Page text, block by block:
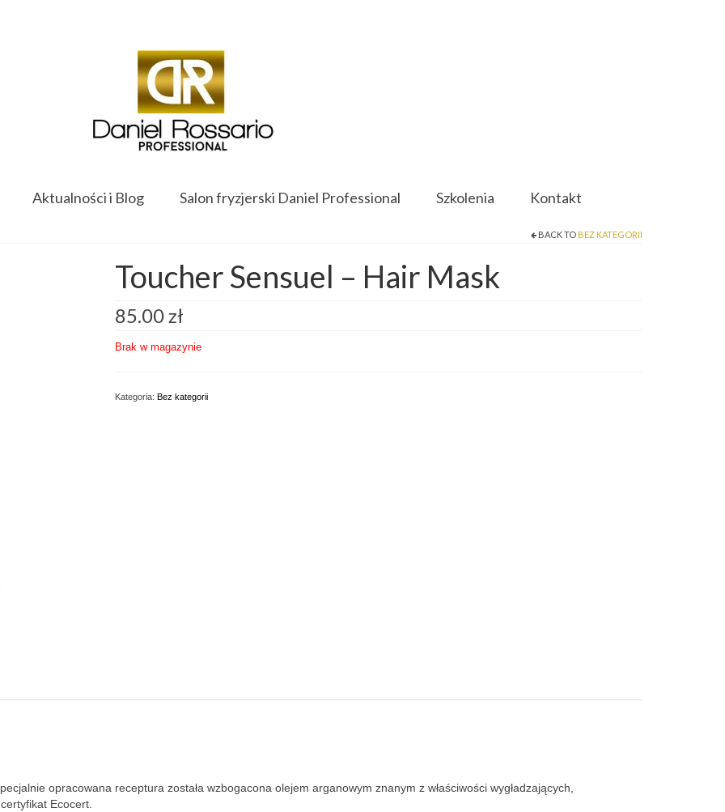
Aktualności i Blog Salon fryzjerski Daniel Professional Szkolenia Kontakt
BACK TO BEZ KATEGORII
Toucher Sensuel – Hair Mask
85.00zł
Brak w magazynie
Kategoria: Bez kategorii
opracowana receptura została wzbogacona olejem arganowym znanym z właściwości wygładzających,
Ecocert.